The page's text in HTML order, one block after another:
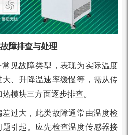
障排查与处理
见故障类型，表现为实际温度
、升降温速率缓慢等，需从传
模块三方面逐步排查。
过大，此类故障通常由温度检
引起。应先检查温度传感器接